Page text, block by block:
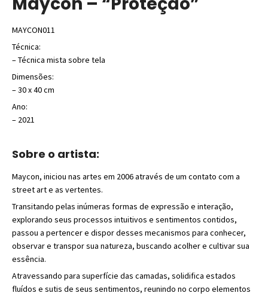
MAYCON011
Técnica:
– Técnica mista sobre tela
Dimensões:
– 30 x 40 cm
Ano:
– 2021
Sobre o artista:
Maycon, iniciou nas artes em 2006 através de um contato com a
street art e as vertentes.
Transitando pelas inúmeras formas de expressão e interação,
explorando seus processos intuitivos e sentimentos contidos,
passou a pertencer e dispor desses mecanismos para conhecer,
observar e transpor sua natureza, buscando acolher e cultivar sua
essência.
Atravessando para superfície das camadas, solidifica estados
fluídos e sutis de seus sentimentos, reunindo no corpo elementos